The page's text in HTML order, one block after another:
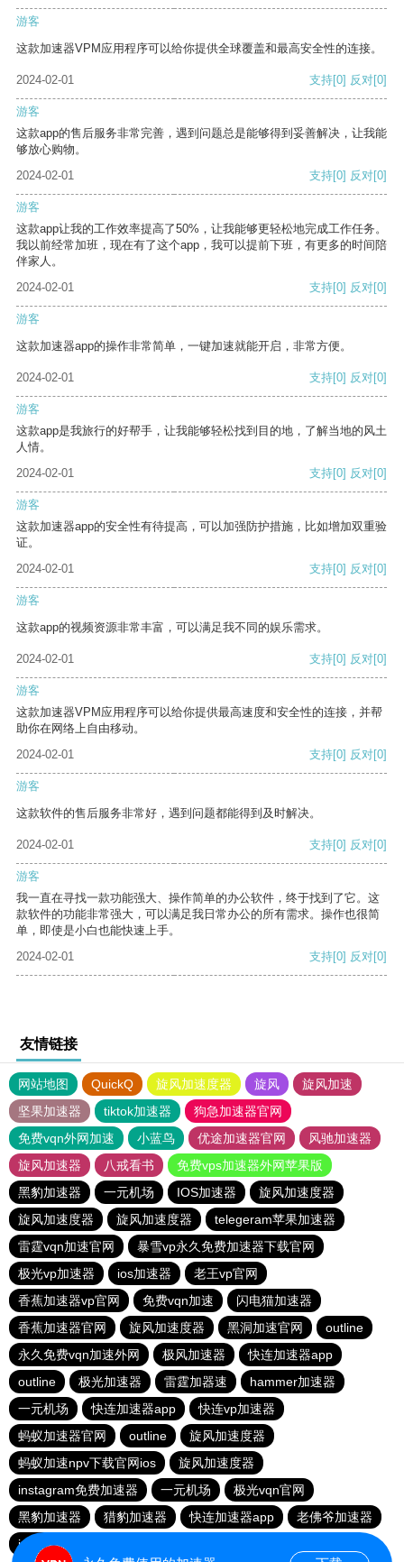
游客
这款加速器VPM应用程序可以给你提供全球覆盖和最高安全性的连接。
2024-02-01 支持[0] 反对[0]
游客
这款app的售后服务非常完善，遇到问题总是能够得到妥善解决，让我能
够放心购物。
2024-02-01
支持[0] 反对[0]
游客
这款app让我的工作效率提高了50%，让我能够更轻松地完成工作任务。
我以前经常加班，现在有了这个app，我可以提前下班，有更多的时间陪
伴家人。
2024-02-01
支持[0] 反对[0]
游客
这款加速器app的操作非常简单，一键加速就能开启，非常方便。
2024-02-01 支持[0] 反对[0]
游客
这款app是我旅行的好帮手，让我能够轻松找到目的地，了解当地的风土
人情。
2024-02-01
支持[0] 反对[0]
游客
这款加速器app的安全性有待提高，可以加强防护措施，比如增加双重验
证。
2024-02-01
支持[0] 反对[0]
游客
这款app的视频资源非常丰富，可以满足我不同的娱乐需求。
2024-02-01 支持[0] 反对[0]
游客
这款加速器VPM应用程序可以给你提供最高速度和安全性的连接，并帮
助你在网络上自由移动。
2024-02-01
支持[0] 反对[0]
游客
这款软件的售后服务非常好，遇到问题都能得到及时解决。
2024-02-01 支持[0] 反对[0]
游客
我一直在寻找一款功能强大、操作简单的办公软件，终于找到了它。这
款软件的功能非常强大，可以满足我日常办公的所有需求。操作也很简
单，即使是小白也能快速上手。
2024-02-01
支持[0] 反对[0]
友情链接
网站地图 QuickQ 旋风加速度器 旋风
旋风加速
坚果加速器
tiktok加速器
狗急加速器官网
免费vqn外网加速
小蓝鸟 优途加速器官网
风驰加速器
旋风加速器
八戒看书
免费vps加速器外网苹果版
黑豹加速器
一元机场 IOS加速器
旋风加速度器
旋风加速度器
旋风加速度器
telegeram苹果加速器
雷霆vqn加速官网
暴雪vp永久免费加速器下载官网
极光vp加速器
ios加速器
老王vp官网
香蕉加速器vp官网
免费vqn加速
闪电猫加速器
香蕉加速器官网
旋风加速度器 黑洞加速官网
outline
永久免费vqn加速外网
极风加速器
快连加速器app
outline
极光加速器 雷霆加器速
hammer加速器
一元机场
快连加速器app
快连vp加速器
蚂蚁加速器官网
outline
旋风加速度器
蚂蚁加速npv下载官网ios
旋风加速度器
instagram免费加速器
一元机场
极光vqn官网
黑豹加速器
猎豹加速器 快连加速器app
老佛爷加速器
ios加速器